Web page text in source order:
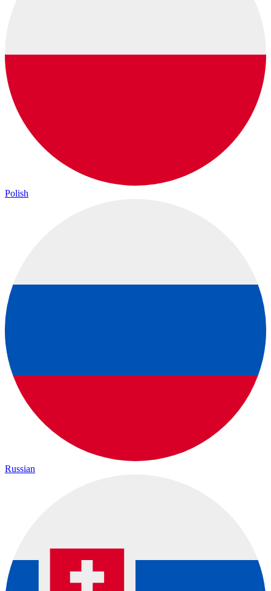
Polish
Russian